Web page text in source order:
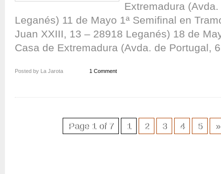
Extremadura
Leganés) 11 de Mayo 1ª Semifinal en
Juan XXIII, 13 – 28918 Leganés) 18 de
Casa de Extremadura (Avda. de Portugal,
Posted by La Jarota 1 Comment
Page 1 of 7 1 2 3 4 5 »